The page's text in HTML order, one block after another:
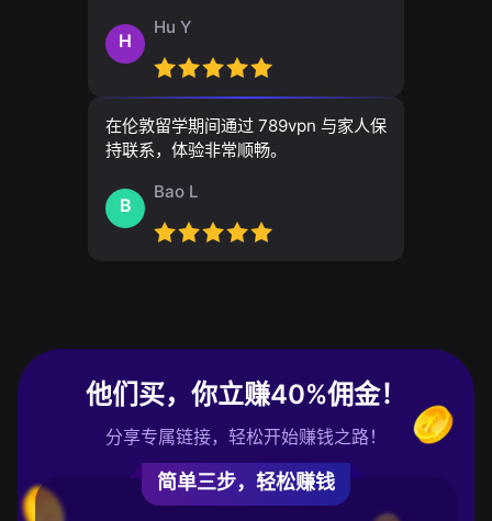
H
Hu Y
在伦敦留学期间通过 789vpn 与家人保
持联系，体验非常顺畅。
B
Bao L
他们买，你立赚40%佣金！
分享专属链接，轻松开始赚钱之路！
简单三步，轻松赚钱